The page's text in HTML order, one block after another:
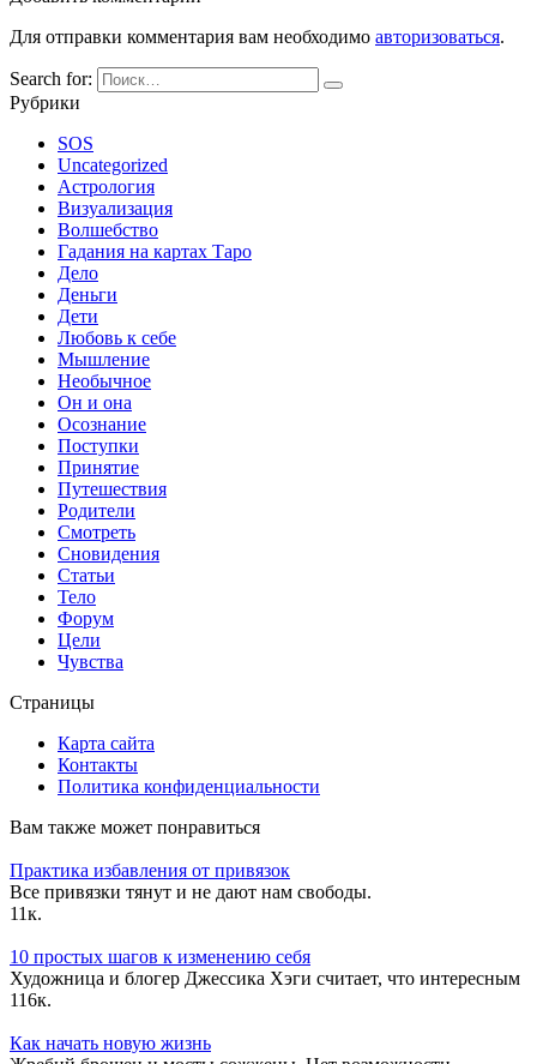
Для отправки комментария вам необходимо авторизоваться.
Search for:
Рубрики
SOS
Uncategorized
Астрология
Визуализация
Волшебство
Гадания на картах Таро
Дело
Деньги
Дети
Любовь к себе
Мышление
Необычное
Он и она
Осознание
Поступки
Принятие
Путешествия
Родители
Смотреть
Сновидения
Статьи
Тело
Форум
Цели
Чувства
Страницы
Карта сайта
Контакты
Политика конфиденциальности
Вам также может понравиться
Практика избавления от привязок
Все привязки тянут и не дают нам свободы.
11к.
10 простых шагов к изменению себя
Художница и блогер Джессика Хэги считает, что интересным
116к.
Как начать новую жизнь